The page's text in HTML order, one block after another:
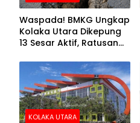
Waspada! BMKG Ungkap
Kolaka Utara Dikepung
13 Sesar Aktif, Ratusan
KOLAKA UTARA